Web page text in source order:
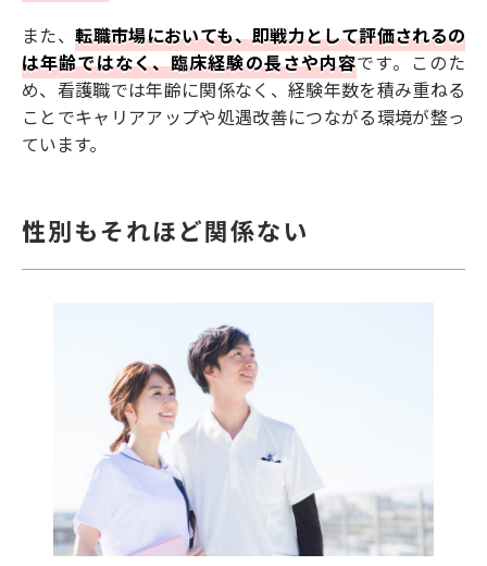
また、転職市場においても、即戦力として評価されるの
は年齢ではなく、臨床経験の長さや内容です。このた
め、看護職では年齢に関係なく、経験年数を積み重ねる
ことでキャリアアップや処遇改善につながる環境が整っ
ています。
性別もそれほど関係ない